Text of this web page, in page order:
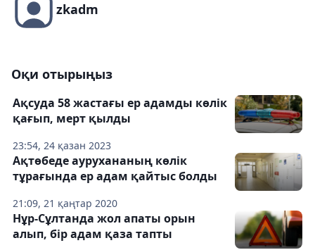
zkadm
Оқи отырыңыз
23:54, 24 қазан 2023
Ақсуда 58 жастағы ер адамды көлік
қағып, мерт қылды
21:09, 21 қаңтар 2020
Ақтөбеде аурухананың көлік
тұрағында ер адам қайтыс болды
Нұр-Сұлтанда жол апаты орын
алып, бір адам қаза тапты